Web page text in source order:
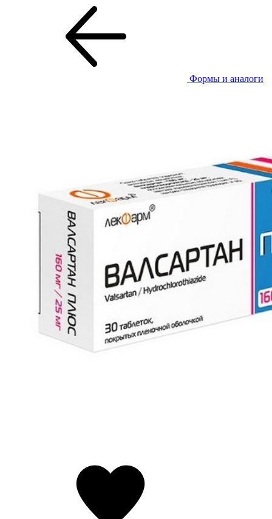
Формы и аналоги